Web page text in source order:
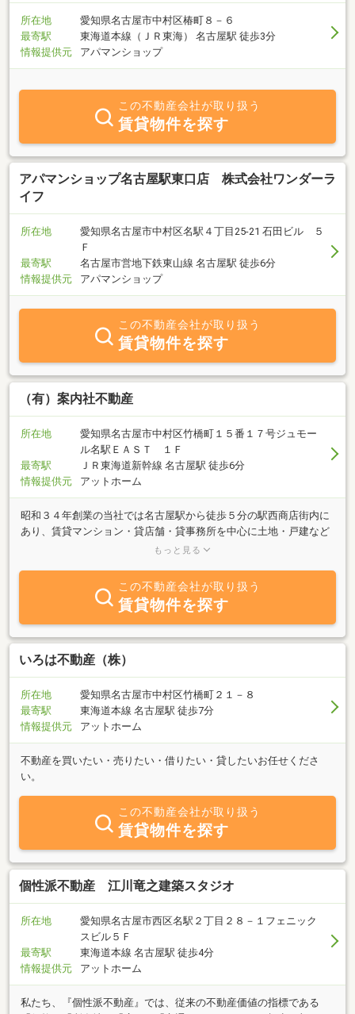
所在地
愛知県名古屋市中村区椿町８－６
最寄駅
東海道本線（ＪＲ東海） 名古屋駅 徒歩3分
情報提供元
アパマンショップ
この不動産会社が取り扱う
賃貸物件を探す
アパマンショップ名古屋駅東口店 株式会社ワンダーラ
イフ
所在地
愛知県名古屋市中村区名駅４丁目25-21 石田ビル ５
Ｆ
最寄駅
名古屋市営地下鉄東山線 名古屋駅 徒歩6分
情報提供元
アパマンショップ
この不動産会社が取り扱う
賃貸物件を探す
（有）案内社不動産
所在地
愛知県名古屋市中村区竹橋町１５番１７号ジュモー
ル名駅ＥＡＳＴ １Ｆ
最寄駅
ＪＲ東海道新幹線 名古屋駅 徒歩6分
情報提供元
アットホーム
昭和３４年創業の当社では名古屋駅から徒歩５分の駅西商店街内に
あり、賃貸マンション・貸店舗・貸事務所を中心に土地・戸建など
種目を問わず、多数物件取り扱っております。地元密着で活動して
産にご相談ください。当サイトに掲載している物件以外からもお客
様のご希望条件に合った不動産情報をご紹介させていただきます。
お客様に喜んでいただけるよう日々サービス向上を目指しておりま
すので、お気軽にお問い合せ下さいますようスタッフ一同心よりお
待ち致しております。
もっと見る
この不動産会社が取り扱う
賃貸物件を探す
いろは不動産（株）
所在地
愛知県名古屋市中村区竹橋町２１－８
最寄駅
東海道本線 名古屋駅 徒歩7分
情報提供元
アットホーム
不動産を買いたい・売りたい・借りたい・貸したいお任せくださ
い。
この不動産会社が取り扱う
賃貸物件を探す
個性派不動産 江川竜之建築スタジオ
所在地
愛知県名古屋市西区名駅２丁目２８－１フェニック
スビル５Ｆ
最寄駅
東海道本線 名古屋駅 徒歩4分
情報提供元
アットホーム
私たち、『個性派不動産』では、従来の不動産価値の指標である